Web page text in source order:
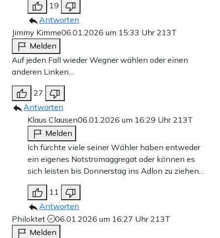
19
Antworten
Jimmy Kimme06.01.2026 um 15:33 Uhr 213T
Melden
Auf jeden Fall wieder Wegner wählen oder einen
anderen Linken…
27
Antworten
Klaus Clausen06.01.2026 um 16:29 Uhr 213T
Melden
Ich fürchte viele seiner Wähler haben entweder
ein eigenes Notstromaggregat oder können es
sich leisten bis Donnerstag ins Adlon zu ziehen…
11
Antworten
Philoktet
06.01.2026 um 16:27 Uhr 213T
Melden